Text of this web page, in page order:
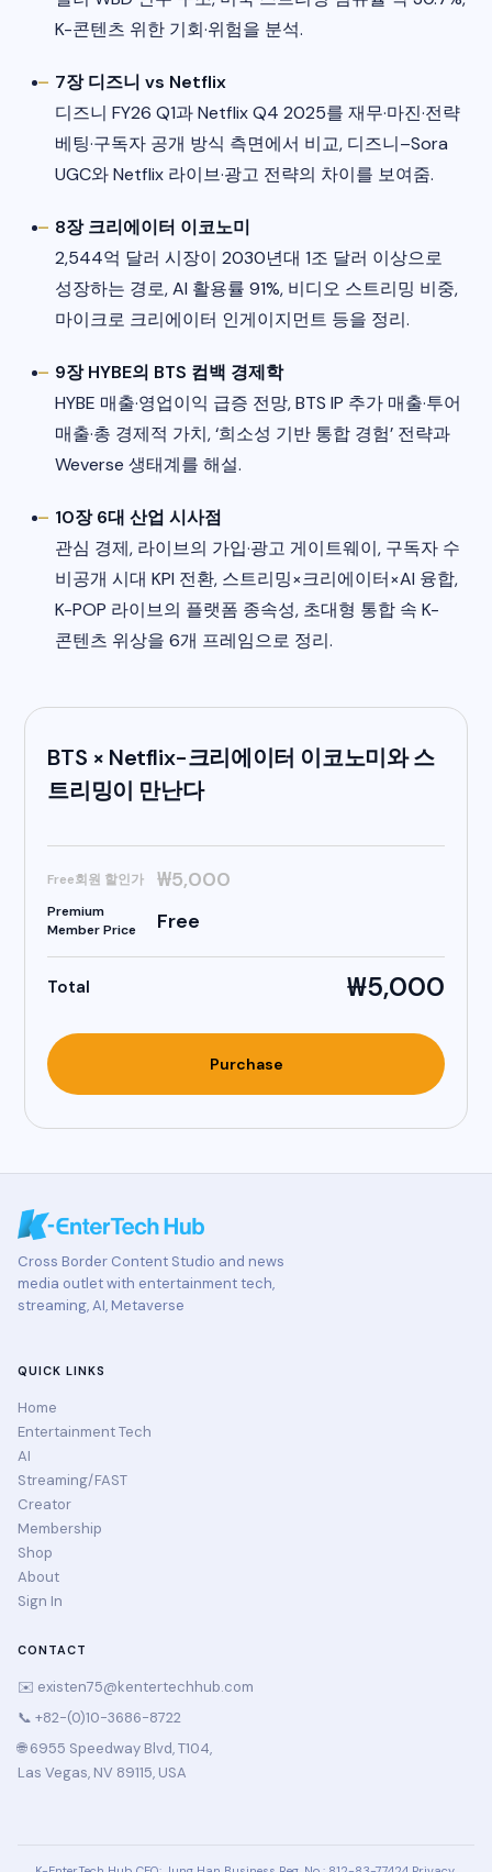
K-콘텐츠 위한 기회·위험을 분석.​
7장 디즈니 vs Netflix
디즈니 FY26 Q1과 Netflix Q4 2025를 재무·마진·전략
베팅·구독자 공개 방식 측면에서 비교, 디즈니–Sora
UGC와 Netflix 라이브·광고 전략의 차이를 보여줌.​
8장 크리에이터 이코노미
2,544억 달러 시장이 2030년대 1조 달러 이상으로
성장하는 경로, AI 활용률 91%, 비디오 스트리밍 비중,
마이크로 크리에이터 인게이지먼트 등을 정리.​
9장 HYBE의 BTS 컴백 경제학
HYBE 매출·영업이익 급증 전망, BTS IP 추가 매출·투어
매출·총 경제적 가치, ‘희소성 기반 통합 경험’ 전략과
Weverse 생태계를 해설.​
10장 6대 산업 시사점
관심 경제, 라이브의 가입·광고 게이트웨이, 구독자 수
비공개 시대 KPI 전환, 스트리밍×크리에이터×AI 융합,
K-POP 라이브의 플랫폼 종속성, 초대형 통합 속 K-
콘텐츠 위상을 6개 프레임으로 정리.​
BTS × Netflix-크리에이터 이코노미와 스
트리밍이 만난다
Free회원 할인가 ₩5,000
Premium
Member Price
Free
Total ₩5,000
Purchase
Cross Border Content Studio and news
media outlet with entertainment tech,
streaming, AI, Metaverse
QUICK LINKS
Home
Entertainment Tech
AI
Streaming/FAST
Creator
Membership
Shop
About
Sign In
CONTACT
✉️ existen75@kentertechhub.com
📞 +82-(0)10-3686-8722
🌐 6955 Speedway Blvd, T104,
Las Vegas, NV 89115, USA